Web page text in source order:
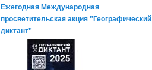
Ежегодная Международная
просветительская акция "Географический
диктант"